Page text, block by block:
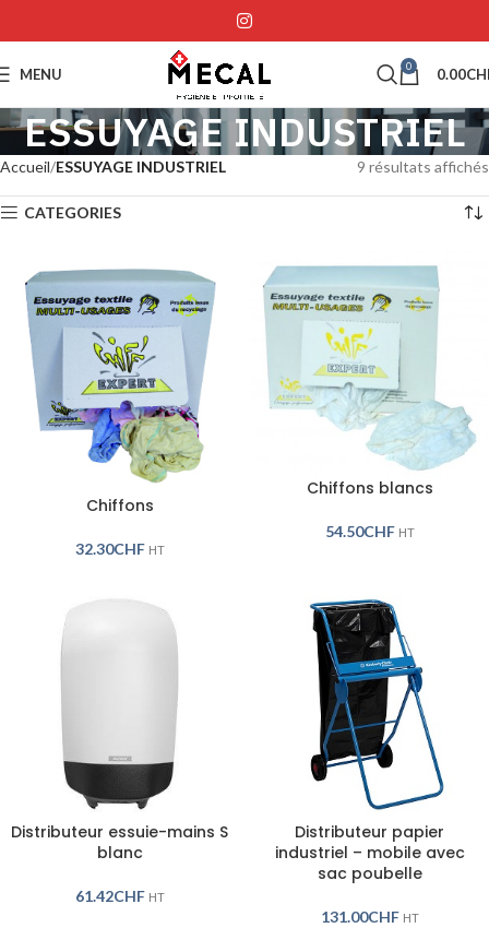
MENU 0 0.00
ESSUYAGE INDUSTRIEL
Accueil ESSUYAGE INDUSTRIEL 9 résultats affichés
CATEGORIES
Chiffons
32.30CHF HT
Chiffons blancs
54.50CHF HT
Distributeur essuie-mains S
blanc
61.42CHF HT
Distributeur papier
industriel – mobile avec
sac poubelle
131.00CHF HT